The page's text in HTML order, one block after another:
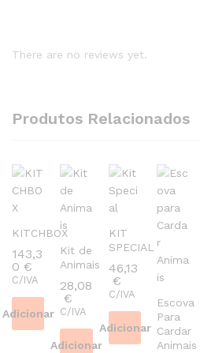
There are no reviews yet.
Produtos Relacionados
KITCHBOX
143,3
0 €
C/IVA
Adicionar
Kit de
Animais
28,08
€
C/IVA
Adicionar
KIT
SPECIAL
46,13
€
C/IVA
Adicionar
Escova
Para
Cardar
Animais